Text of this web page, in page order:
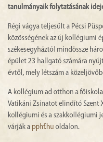
tanulmányaik folytatásának
Régi vágya teljesült a Pécsi
közösségének az új kollégiumi
székesegyháztól mindössze
épület 23 hallgató számára
évtől, mely létszám a
A kollégium ad otthon a
Vatikáni Zsinatot elindító Szent
kollégiumi és a szakkollégiumi
várják a pphf.hu oldalon.